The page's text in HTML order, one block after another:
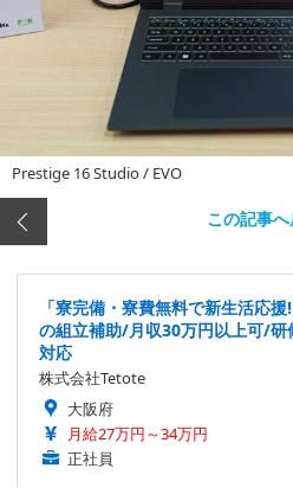
Prestige 16 Studio / EVO
この記事へ
「寮完備・寮費無料で新生活応
の組立補助/月収30万円以上可/
対応
株式会社Tetote
大阪府
月給27万円～34万円
正社員